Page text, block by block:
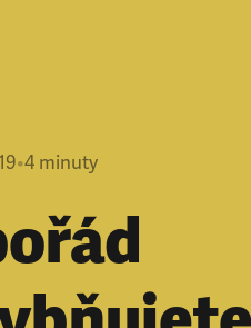
•4 minuty